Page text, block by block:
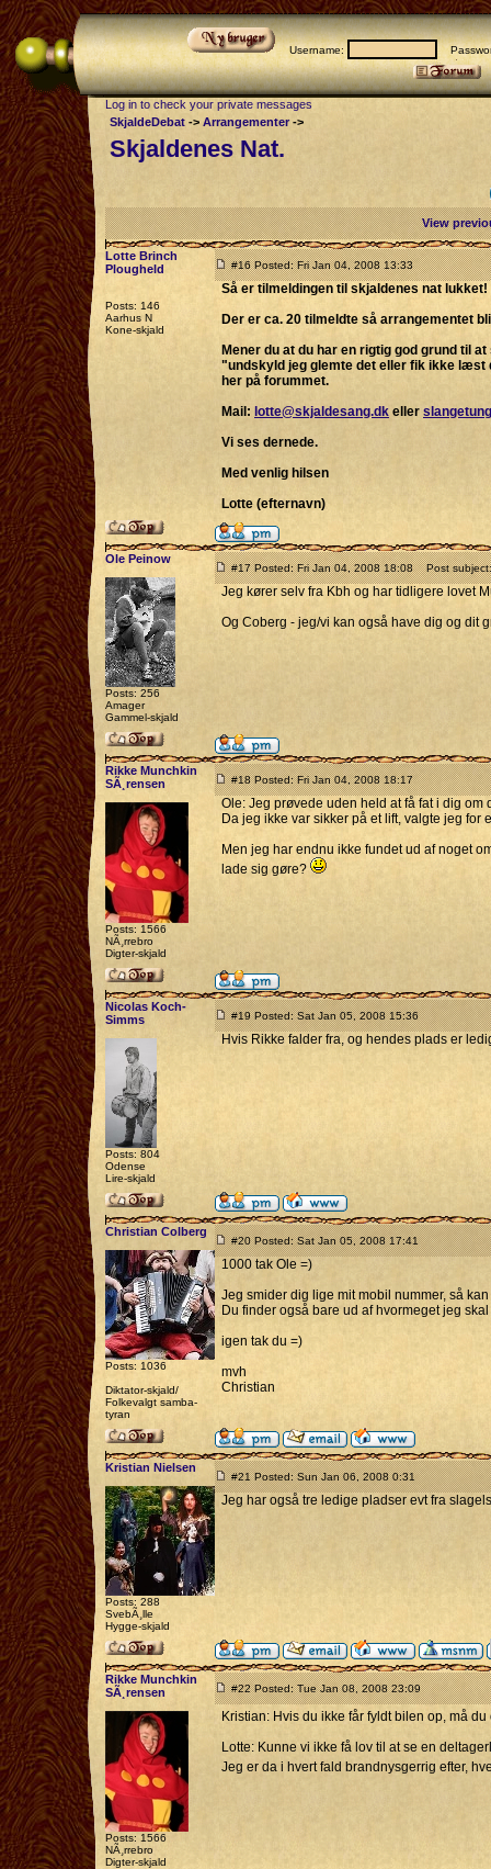
Username:
Log in to check your private messages
SkjaldeDebat -> Arrangementer->
Skjaldenes Nat.
View
Lotte Brinch
Plougheld
Posts: 146
Aarhus N
Kone-skjald
#16 Posted: Fri Jan 04, 2008 13:33
Så er tilmeldingen til skjaldenes nat lukket!
Der er ca. 20 tilmeldte så arrangementet
Mener du at du har en rigtig god grund til
"undskyld jeg glemte det eller fik ikke
her på forummet.
Mail: lotte@skjaldesang.dk eller
Vi ses dernede.
Med venlig hilsen
Lotte (efternavn)
Ole Peinow
Posts: 256
Amager
Gammel-skjald
#17 Posted: Fri Jan 04, 2008 18:08 Post subject:
Jeg kører selv fra Kbh og har tidligere lovet
Og Coberg - jeg/vi kan også have dig og dit
Rikke Munchkin
SÃ¸rensen
Posts: 1566
NÃ¸rrebro
Digter-skjald
#18 Posted: Fri Jan 04, 2008 18:17
Ole: Jeg prøvede uden held at få fat i dig
Da jeg ikke var sikker på et lift, valgte jeg
Men jeg har endnu ikke fundet ud af noget
lade sig gøre?
Nicolas Koch-
Simms
Posts: 804
Odense
Lire-skjald
#19 Posted: Sat Jan 05, 2008 15:36
Hvis Rikke falder fra, og hendes plads er
Christian Colberg
Posts: 1036
Diktator-skjald/
Folkevalgt samba-
tyran
#20 Posted: Sat Jan 05, 2008 17:41
1000 tak Ole =)
Jeg smider dig lige mit mobil nummer, så
Du finder også bare ud af hvormeget jeg
igen tak du =)
mvh
Christian
Kristian Nielsen
Posts: 288
SvebÃ¸lle
Hygge-skjald
#21 Posted: Sun Jan 06, 2008 0:31
Jeg har også tre ledige pladser evt fra
Rikke Munchkin
SÃ¸rensen
Posts: 1566
NÃ¸rrebro
Digter-skjald
#22 Posted: Tue Jan 08, 2008 23:09
Kristian: Hvis du ikke får fyldt bilen op, må
Lotte: Kunne vi ikke få lov til at se en
Jeg er da i hvert fald brandnysgerrig efter,